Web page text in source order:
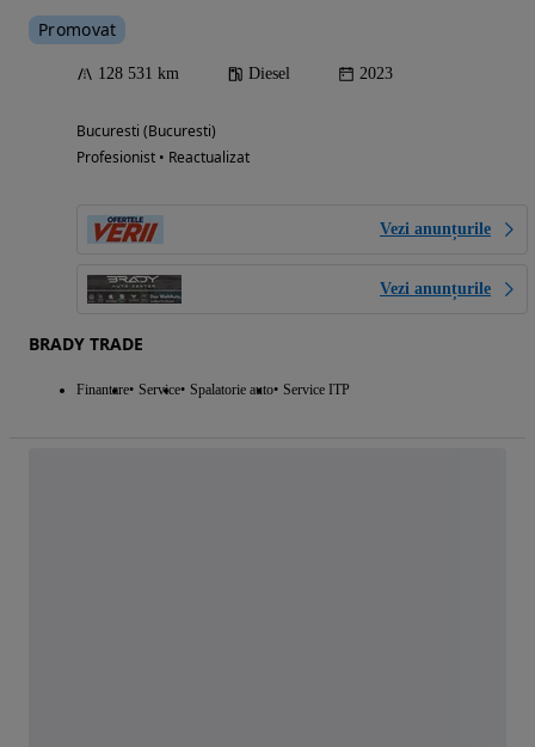
Promovat
128 531 km Diesel 2023
Bucuresti (Bucuresti)
Profesionist • Reactualizat
Vezi anunțurile
Vezi anunțurile
BRADY TRADE
Finantare Service Spalatorie auto Service ITP